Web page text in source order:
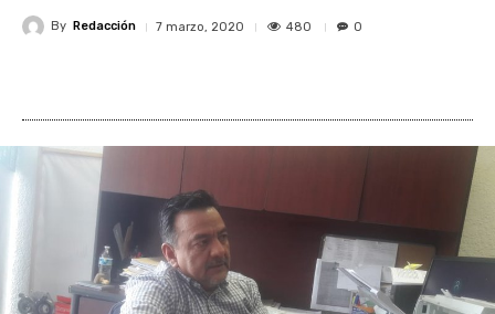
By Redacción 7 marzo, 2020 480 0